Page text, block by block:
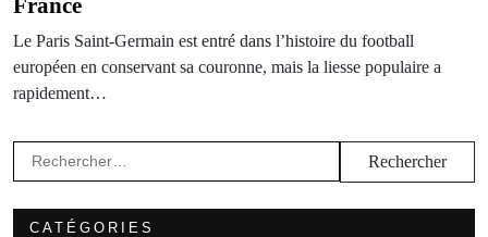
France
Le Paris Saint-Germain est entré dans l’histoire du football
européen en conservant sa couronne, mais la liesse populaire a
rapidement…
Rechercher :
CATÉGORIES